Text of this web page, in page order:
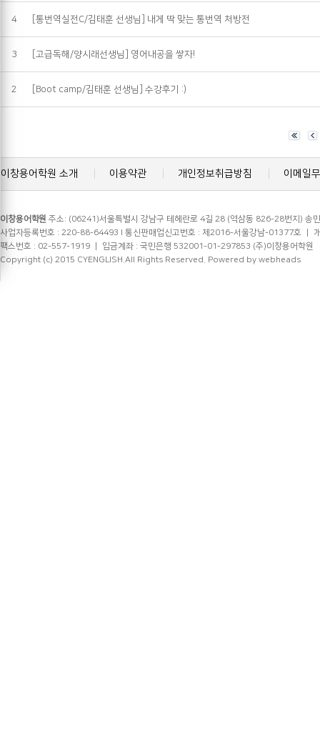
4 [통번역실전C/김태훈 선생님] 내게 딱 맞는 통번역 처방전
3 [고급독해/양시래선생님] 영어내공을 쌓자!
2 [Boot camp/김태훈 선생님] 수강후기 :)
이창용어학원 소개 이용약관 개인정보취급방침 이메일
이창용어학원 주소: (06241)서울특별시 강남구 테헤란로 4길 28 (역삼동 826-28번지) 송
사업자등록번호 : 220-88-64493 l 통신판매업신고번호 : 제2016-서울강남-01377호
팩스번호 : 02-557-1919 ㅣ 입금계좌 : 국민은행 532001-01-297853 (주)이창용어학원
Copyright (c) 2015 CYENGLISH.All Rights Reserved. Powered by webheads